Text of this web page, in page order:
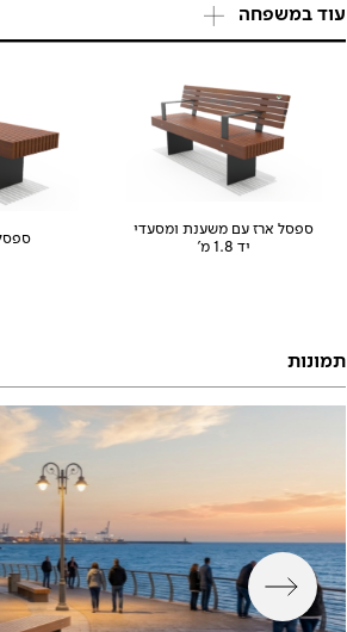
עוד במשפחה
ספסל ארז עם משענת ומסעדי
יד 1.8 מ'
ספסל
תמונות